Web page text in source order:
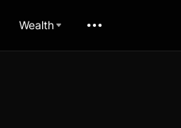
Wealth